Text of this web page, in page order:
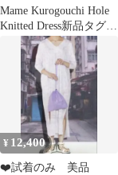
Mame Kurogouchi Hole
Knitted Dress新品タグ付
¥ 12,400
❤️試着のみ 美品